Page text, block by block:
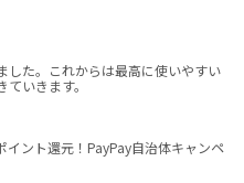
した。これからは最高に使いやすい
ていきます。
イント還元！PayPay自治体キャンペ